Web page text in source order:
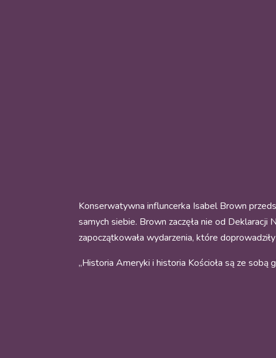
Konserwatywna influncerka Isabel Brown
samych siebie. Brown zaczęła nie od Deklaracji
zapoczątkowała wydarzenia, które
„Historia Ameryki i historia Kościoła są ze sobą